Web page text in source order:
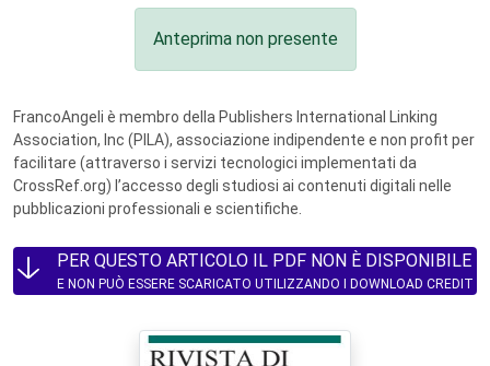
Anteprima non presente
FrancoAngeli è membro della Publishers International Linking
Association, Inc (PILA), associazione indipendente e non profit per
facilitare (attraverso i servizi tecnologici implementati da
CrossRef.org) l’accesso degli studiosi ai contenuti digitali nelle
pubblicazioni professionali e scientifiche.
PER QUESTO ARTICOLO IL PDF NON È DISPONIBILE
E NON PUÒ ESSERE SCARICATO UTILIZZANDO I DOWNLOAD CREDIT